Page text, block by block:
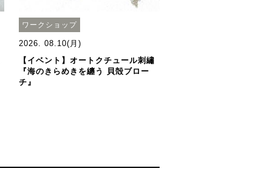
ワークショップ
2026. 08.10(月)
【イベント】オートクチュール刺繡
『海のきらめきを纏う 貝殻ブロー
チ』